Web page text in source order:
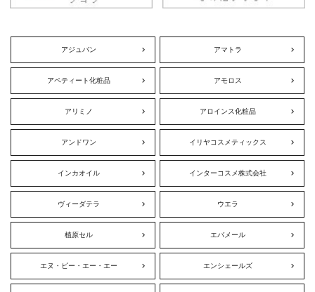
アジュバン アマトラ
アペティート化粧品 アモロス
アリミノ アロインス化粧品
アンドワン イリヤコスメティックス
インカオイル インターコスメ株式会社
ヴィーダテラ ウエラ
植原セル エバメール
エヌ・ビー・エー・エー エンシェールズ